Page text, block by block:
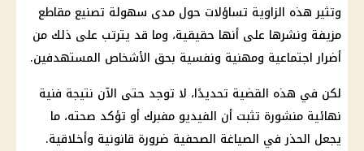
وتثير هذه الزاوية تساؤلات حول مدى سهولة تصنيع مقاطع
مزيفة ونشرها على أنها حقيقية، وما قد يترتب على ذلك من
أضرار اجتماعية ومهنية ونفسية بحق الأشخاص المستهدفين.
لكن في هذه القضية تحديدًا، لا توجد حتى الآن نتيجة فنية
نهائية منشورة تثبت أن الفيديو مفبرك أو تؤكد صحته، ما
يجعل الحذر في الصياغة الصحفية ضرورة قانونية وأخلاقية.